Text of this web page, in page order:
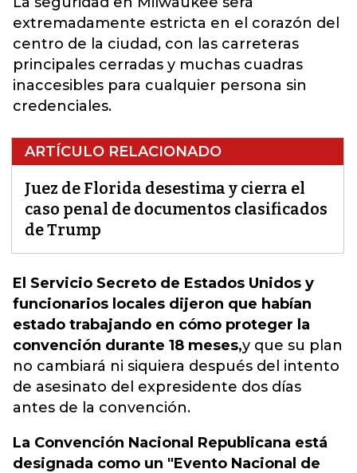
extremadamente estricta en el corazón del
centro de la ciudad, con las carreteras
principales cerradas y muchas cuadras
inaccesibles para cualquier persona sin
credenciales.
ARTÍCULO RELACIONADO
Juez de Florida desestima y cierra el
caso penal de documentos clasificados
de Trump
El Servicio Secreto de Estados Unidos y
funcionarios locales dijeron que habían
estado trabajando en cómo proteger la
convención durante 18 meses,y que su plan
no cambiará ni siquiera después del intento
de asesinato del expresidente dos días
antes de la convención.
La Convención Nacional Republicana está
designada como un "Evento Nacional de